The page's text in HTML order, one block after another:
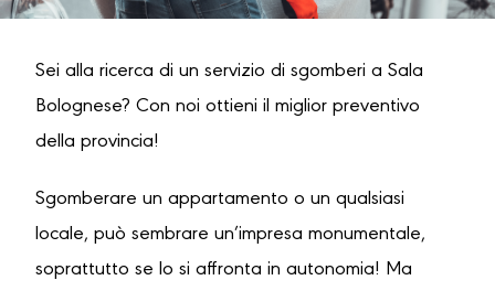
Sei alla ricerca di un servizio di sgomberi a Sala
Bolognese? Con noi ottieni il miglior preventivo
della provincia!
Sgomberare un appartamento o un qualsiasi
locale, può sembrare un’impresa monumentale,
soprattutto se lo si affronta in autonomia! Ma